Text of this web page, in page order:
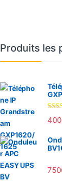
Produits les
sur 5